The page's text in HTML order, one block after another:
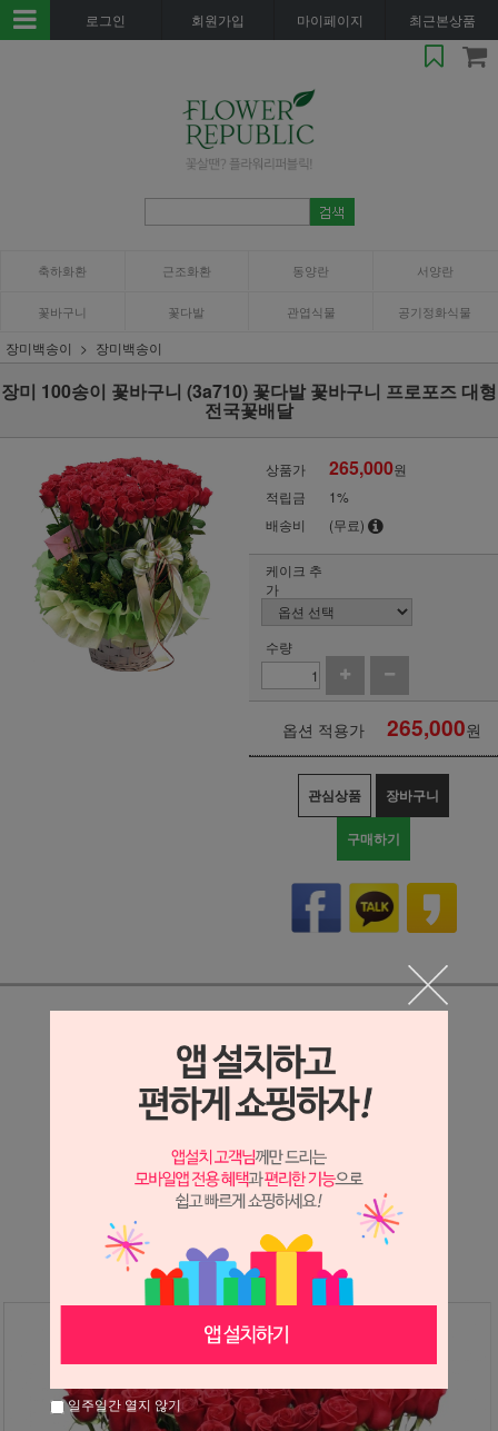
로그인 회원가입 마이페이지 최근본상품
축하화환 근조화환 동양란 서양란
꽃바구니 꽃다발 관엽식물 공기정화식물
장미백송이 장미백송이
장미 100송이 꽃바구니 (3a710) 꽃다발 꽃바구니 프로포즈 대형
전국꽃배달
상품가 265,000원
적립금
1%
배송비
(무료)
케이크 추
가
수량
옵션 적용가 265,000원
관심상품 장바구니
구매하기
상세정보 새창 열기
상세 정보를 확대해 보실 수 있습니다.
※ 필독해주세요 ※
는 시세 변동에 따라 가격이 달라질 수 있으니
문의 후 주문 바랍니다.
일주일간 열지 않기